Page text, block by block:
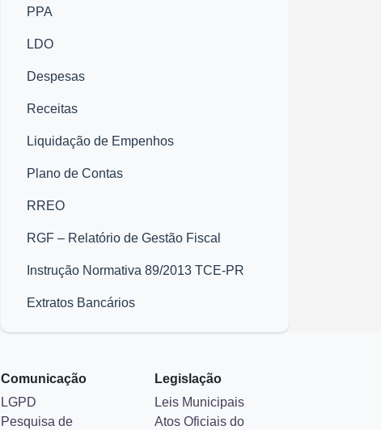
PPA
LDO
Despesas
Receitas
Liquidação de Empenhos
Plano de Contas
RREO
RGF – Relatório de Gestão Fiscal
Instrução Normativa 89/2013 TCE-PR
Extratos Bancários
Comunicação
LGPD
Pesquisa de
Legislação
Leis Municipais
Atos Oficiais do